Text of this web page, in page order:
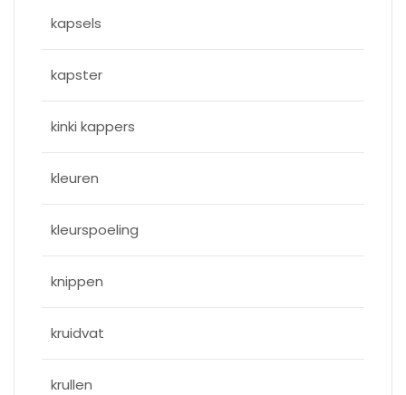
kapsels
kapster
kinki kappers
kleuren
kleurspoeling
knippen
kruidvat
krullen